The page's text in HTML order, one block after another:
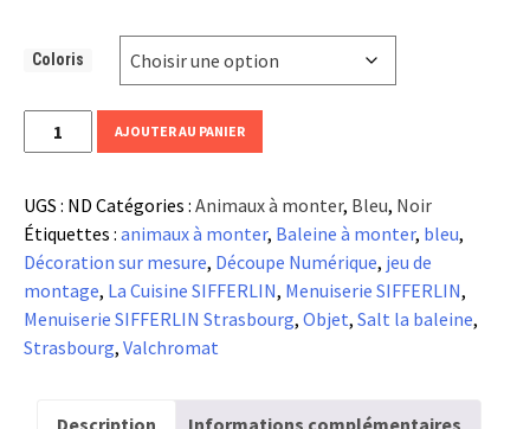
Coloris
quantité
de
-
La
Baleine
AJOUTER AU PANIER
UGS : ND Catégories : Animaux à monter, Bleu, Noir
Étiquettes : animaux à monter, Baleine à monter, bleu,
Décoration sur mesure, Découpe Numérique, jeu de
montage, La Cuisine SIFFERLIN, Menuiserie SIFFERLIN,
Menuiserie SIFFERLIN Strasbourg, Objet, Salt la baleine,
Strasbourg, Valchromat
Description Informations complémentaires